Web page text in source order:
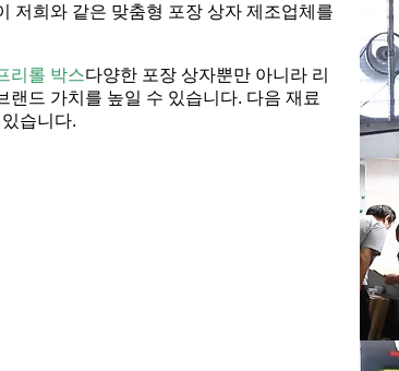
저희와 같은 맞춤형 포장 상자 제조업체를
리롤 박스다양한 포장 상자뿐만 아니라 리
랜드 가치를 높일 수 있습니다. 다음 재료
습니다.